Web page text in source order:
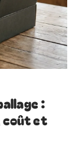
:
et